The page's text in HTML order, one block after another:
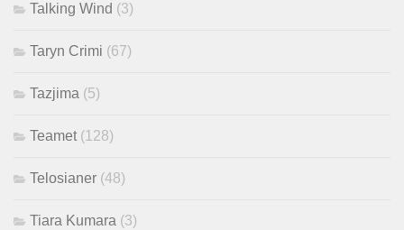
Talking Wind (3)
Taryn Crimi (67)
Tazjima (5)
Teamet (128)
Telosianer (48)
Tiara Kumara (3)